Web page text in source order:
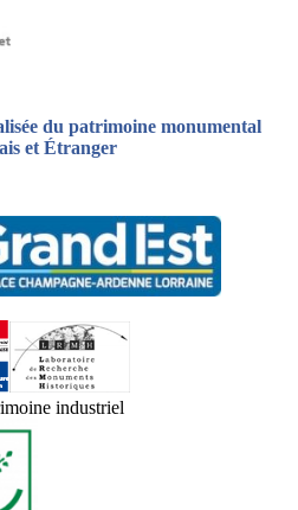
du patrimoine monumental
et Étranger